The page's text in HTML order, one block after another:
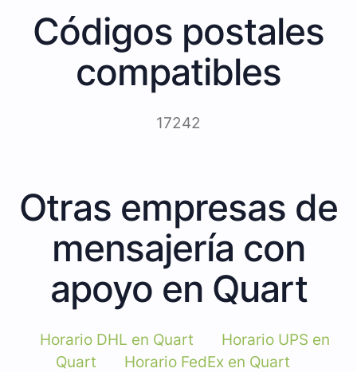
Códigos postales
compatibles
17242
Otras empresas de
mensajería con
apoyo en Quart
Horario DHL en Quart
Horario UPS en
Quart
Horario FedEx en Quart